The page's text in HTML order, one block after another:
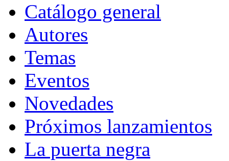
Catálogo general
Autores
Temas
Eventos
Novedades
Próximos lanzamientos
La puerta negra